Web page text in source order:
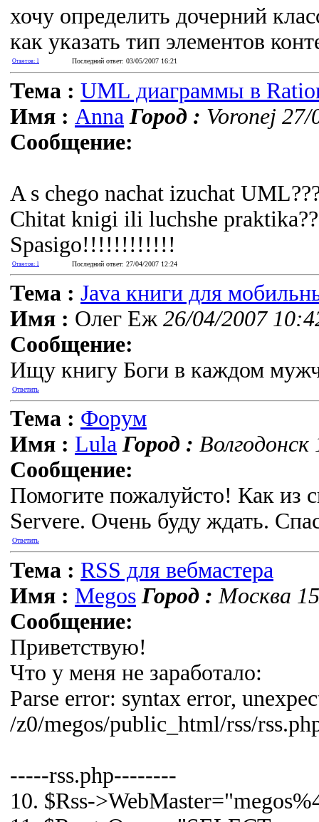
хочу определить дочерний
как указать тип элементов
Ответов: 1 Последний ответ: 03/05/2007 16:21
Тема : UML диаграммы в
Имя : Anna Город : Voronej
Сообщение:
A s chego nachat izuchat
Chitat knigi ili luchshe
Spasigo!!!!!!!!!!!!
Ответов: 1 Последний ответ: 27/04/2007 12:24
Тема : Java книги для
Имя : Олег Еж 26/04/2007
Сообщение:
Ищу книгу Боги в каждом
Ответить
Тема : Форум
Имя : Lula Город :
Сообщение:
Помогите пожалуйсто! Как из
Servere. Очень буду ждать.
Ответить
Тема : RSS для вебмастера
Имя : Megos Город : Москва
Сообщение:
Приветствую!
Что у меня не заработало:
Parse error: syntax error,
/z0/megos/public_html/rss/
-----rss.php--------
10. $Rss-